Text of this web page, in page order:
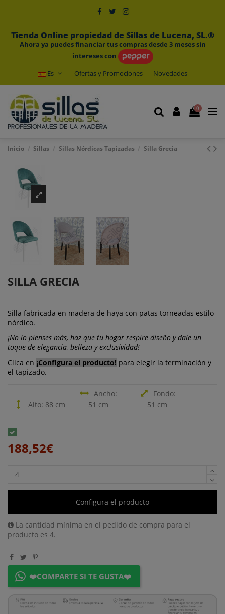
Tienda Online propiedad de Sillas de Lucena, SL.®
Ahora ya puedes financiar tus compras desde 3 meses sin
intereses con
Es
Ofertas y Promociones Novedades
0
Inicio Sillas Sillas Nórdicas Tapizadas Silla Grecia
SILLA GRECIA
Silla fabricada en madera de haya con patas torneadas estilo
nórdico.
¡No lo pienses más, haz que tu hogar respire diseño y dale un
toque de elegancia, belleza y exclusividad!
Clica en ¡Configura el producto! para elegir la terminación y
el tapizado.
Alto: 88 cm
Ancho:
51 cm
Fondo:
51 cm
188,52€
Configura el producto
La cantidad mínima en el pedido de compra para el
producto es 4.
❤️COMPARTE SI TE GUSTA❤️